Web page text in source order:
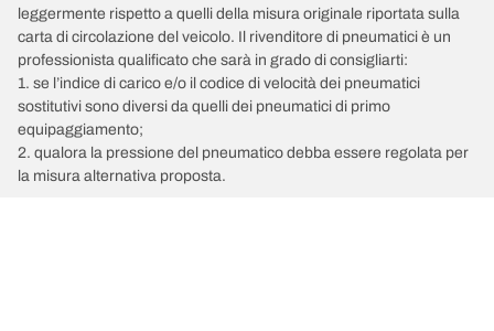
leggermente rispetto a quelli della misura originale riportata sulla
carta di circolazione del veicolo. Il rivenditore di pneumatici è un
professionista qualificato che sarà in grado di consigliarti:
1. se l’indice di carico e/o il codice di velocità dei pneumatici
sostitutivi sono diversi da quelli dei pneumatici di primo
equipaggiamento;
2. qualora la pressione del pneumatico debba essere regolata per
la misura alternativa proposta.